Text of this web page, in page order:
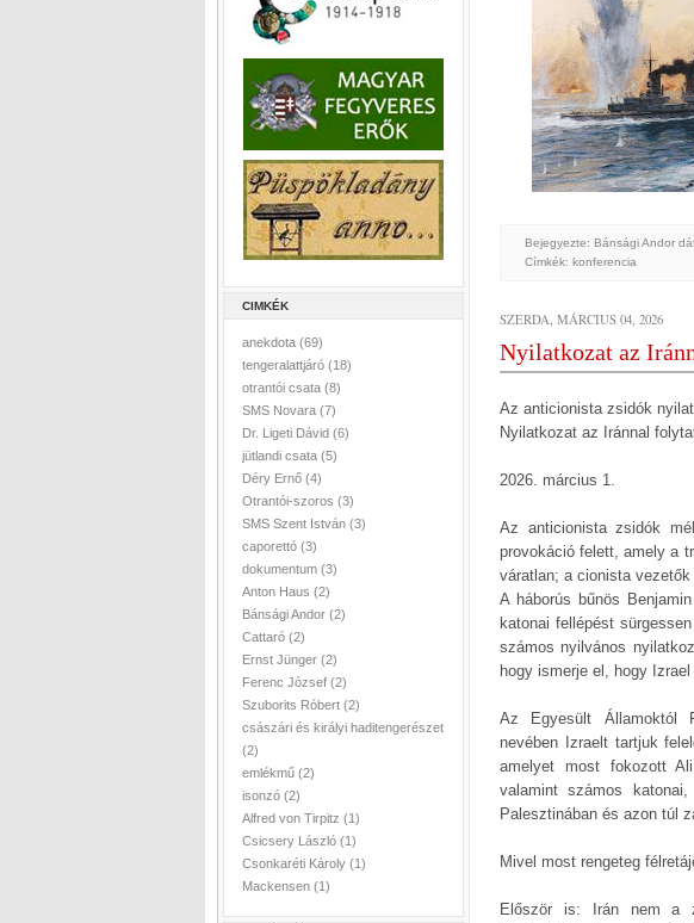
CIMKÉK
anekdota (69)
tengeralattjáró (18)
otrantói csata (8)
SMS Novara (7)
Dr. Ligeti Dávid (6)
jütlandi csata (5)
Déry Ernő (4)
Otrantói-szoros (3)
SMS Szent István (3)
caporettó (3)
dokumentum (3)
Anton Haus (2)
Bánsági Andor (2)
Cattaró (2)
Ernst Jünger (2)
Ferenc József (2)
Szuborits Róbert (2)
császári és királyi haditengerészet
(2)
emlékmű (2)
isonzó (2)
Alfred von Tirpitz (1)
Csicsery László (1)
Csonkaréti Károly (1)
Mackensen (1)
Bejegyezte: Bánsági Andor
Címkék: konferencia
SZERDA, MÁRCIUS 04, 2026
Nyilatkozat az
Az anticionista zsidók
Nyilatkozat az Iránnal
2026. március 1.
Az anticionista zsidók
provokáció felett, amely a
váratlan; a cionista
A háborús bűnös
katonai fellépést
számos nyilvános
hogy ismerje el, hogy
Az Egyesült Államoktól
nevében Izraelt tartjuk
amelyet most fokozott
valamint számos
Palesztinában és azon túl
Mivel most rengeteg
Először is: Irán nem a